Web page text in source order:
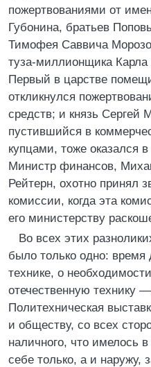
пожертвованиями от
Губонина, братьев
Тимофея Саввича
туза-миллионщика
Первый в царстве
откликнулся
средств; и князь Сергей
пустившийся в
купцами, тоже оказался
Министр финансов,
Рейтерн, охотно принял
комиссии, когда эта
его министерству
Во всех этих
было только одно: время
технике, о
отечественную технику
Политехническая
и обществу, со всех
наличного, что имелось в
себе только, а и наружу,